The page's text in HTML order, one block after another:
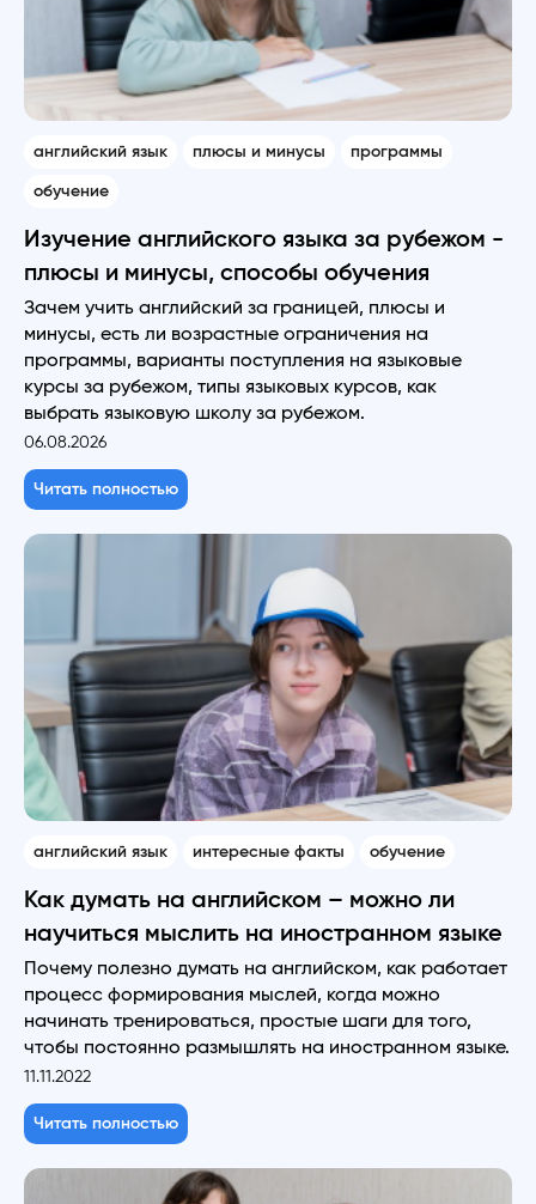
английский язык плюсы и минусы программы
обучение
Изучение английского языка за рубежом -
плюсы и минусы, способы обучения
Зачем учить английский за границей, плюсы и
минусы, есть ли возрастные ограничения на
программы, варианты поступления на языковые
курсы за рубежом, типы языковых курсов, как
выбрать языковую школу за рубежом.
06.08.2026
Читать полностью
английский язык интересные факты обучение
Как думать на английском – можно ли
научиться мыслить на иностранном языке
Почему полезно думать на английском, как работает
процесс формирования мыслей, когда можно
начинать тренироваться, простые шаги для того,
чтобы постоянно размышлять на иностранном языке.
11.11.2022
Читать полностью